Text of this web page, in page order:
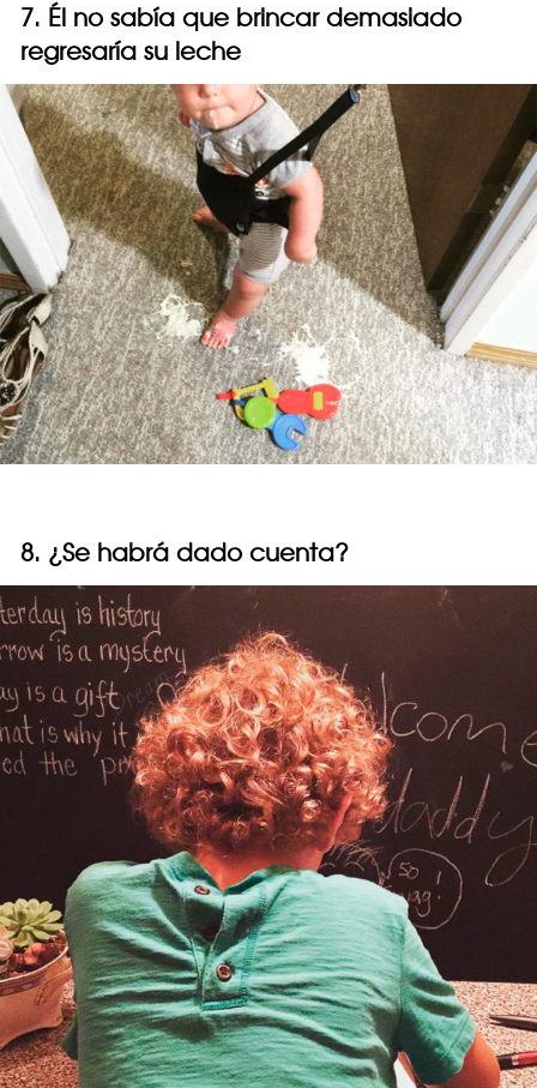
7. Él no sabía que brincar demasiado
regresaría su leche
8. ¿Se habrá dado cuenta?